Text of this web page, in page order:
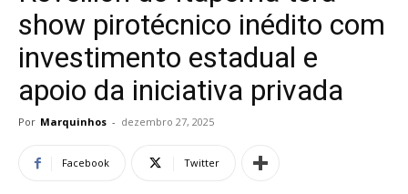
show pirotécnico inédito com
investimento estadual e
apoio da iniciativa privada
Por Marquinhos - dezembro 27, 2025
Facebook Twitter